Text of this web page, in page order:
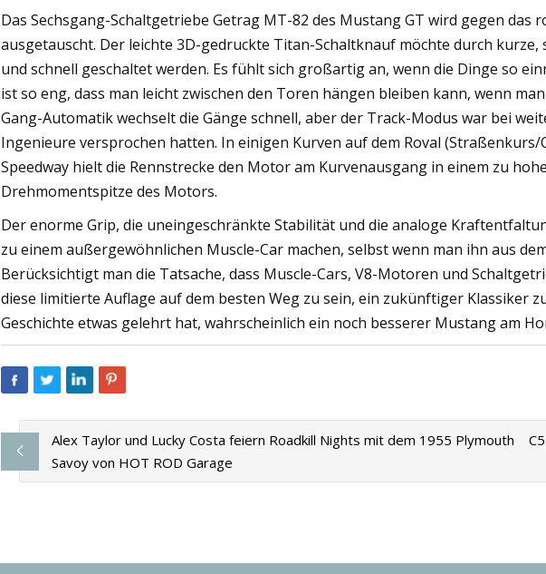
Das Sechsgang-Schaltgetriebe Getrag MT-82 des Mustang GT wird gegen das
ausgetauscht. Der leichte 3D-gedruckte Titan-Schaltknauf möchte durch
und schnell geschaltet werden. Es fühlt sich großartig an, wenn die Dinge so
ist so eng, dass man leicht zwischen den Toren hängen bleiben kann, wenn
Gang-Automatik wechselt die Gänge schnell, aber der Track-Modus war bei
Ingenieure versprochen hatten. In einigen Kurven auf dem Roval
Speedway hielt die Rennstrecke den Motor am Kurvenausgang in einem zu
Drehmomentspitze des Motors.
Der enorme Grip, die uneingeschränkte Stabilität und die analoge
zu einem außergewöhnlichen Muscle-Car machen, selbst wenn man ihn aus
Berücksichtigt man die Tatsache, dass Muscle-Cars, V8-Motoren und
diese limitierte Auflage auf dem besten Weg zu sein, ein zukünftiger Klassiker
Geschichte etwas gelehrt hat, wahrscheinlich ein noch besserer Mustang am
Alex Taylor und Lucky Costa feiern Roadkill Nights mit dem 1955 Plymouth
Savoy von HOT ROD Garage